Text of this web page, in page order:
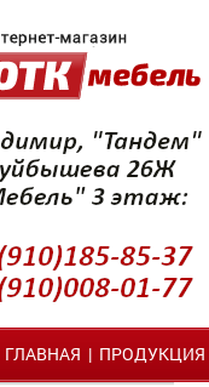
ГЛАВНАЯ | ПРОДУКЦИЯ